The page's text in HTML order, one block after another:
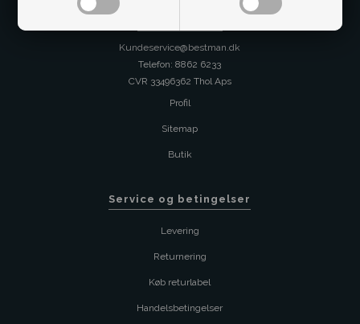
Kundeservice@bestman.dk
Telefon: 8862 6233
CVR 33496362 Thol Aps
Profil
Sitemap
Butik
Service og betingelser
Levering
Returnering
Køb returlabel
Handelsbetingelser